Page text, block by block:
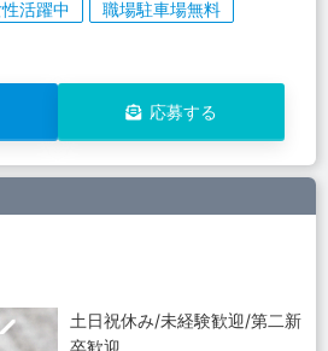
活躍中
職場駐車場無料
応募する
土日祝休み/未経験歓迎/第二新
卒歓迎